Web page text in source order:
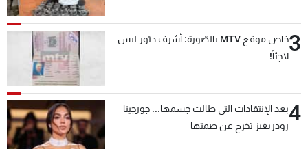
3
خاص موقع MTV بالصّورة: أشرف دبّور ليس
لاجئاً!
4بعد الإنتقادات التي طالت جسمها... جورجينا
رودريغيز تخرج عن صمتها